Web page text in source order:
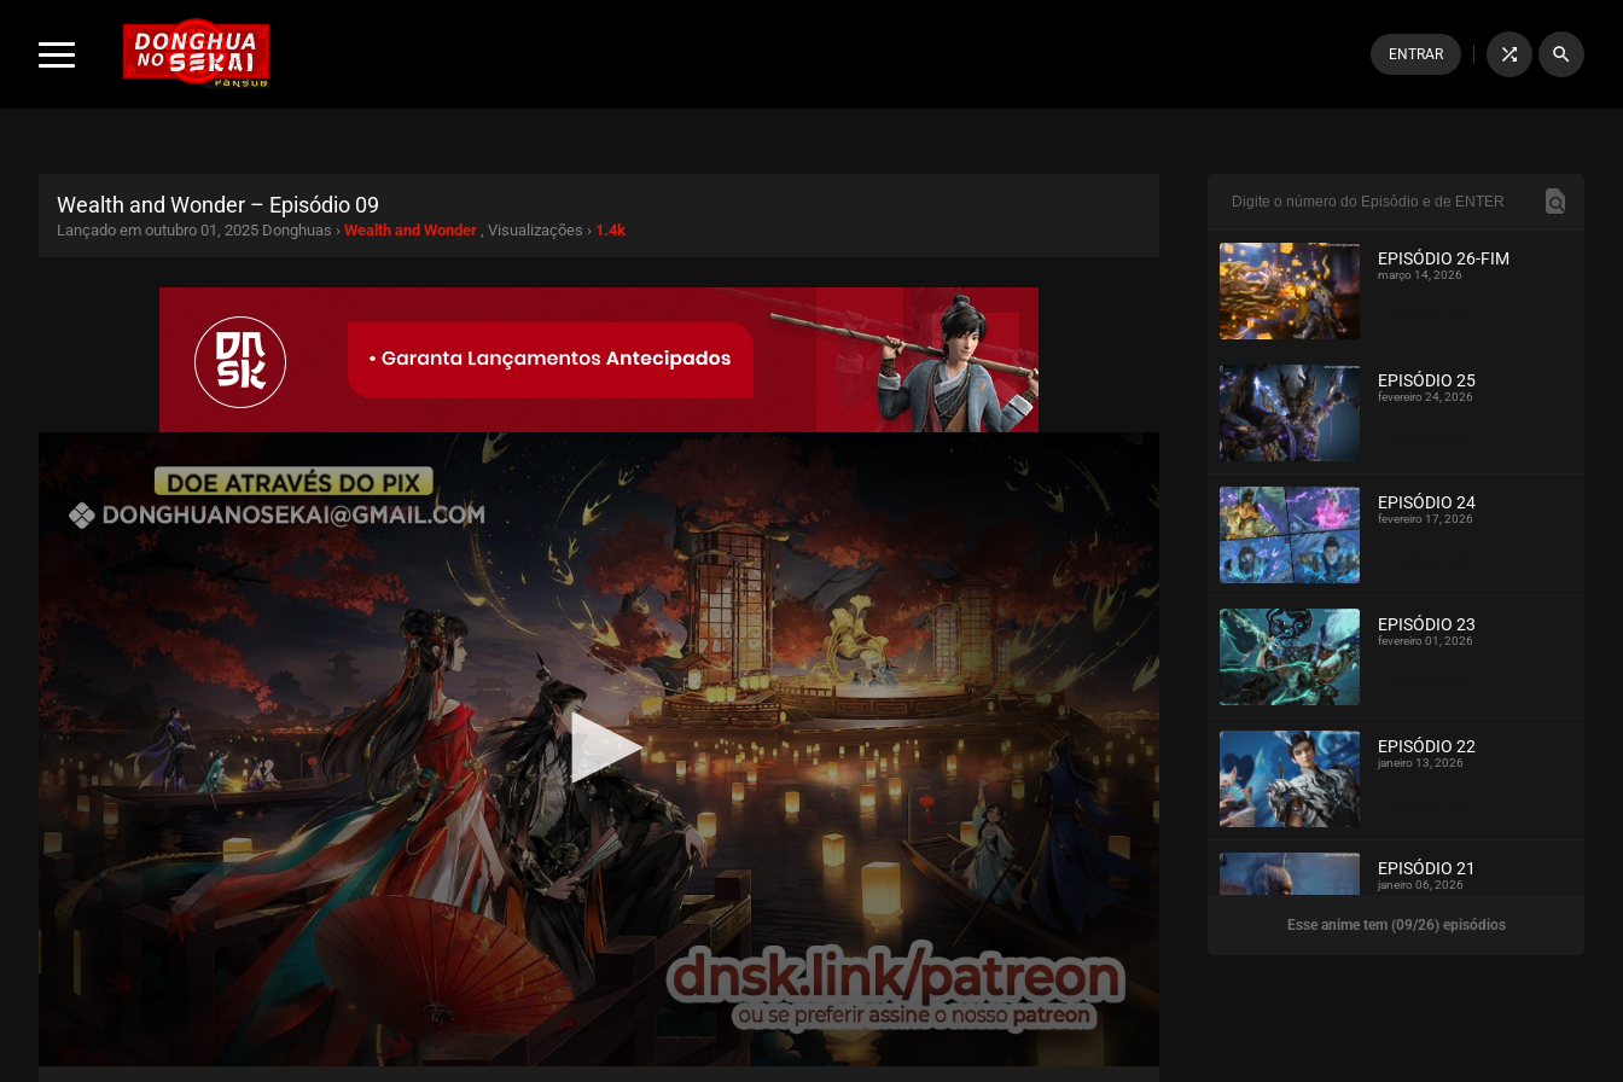
ENTRAR shuffle search
Wealth and Wonder – Episódio 09
Lançado em outubro 01, 2025 Donghuas › Wealth and Wonder , Visualizações › 1.4k
EPISÓDIO 26-FIM
março 14, 2026
EPISÓDIO 25
fevereiro 24, 2026
EPISÓDIO 24
fevereiro 17, 2026
EPISÓDIO 23
fevereiro 01, 2026
EPISÓDIO 22
janeiro 13, 2026
ASSISTIDO
EPISÓDIO 21
janeiro 06, 2026
Esse anime tem (09/26) episódios